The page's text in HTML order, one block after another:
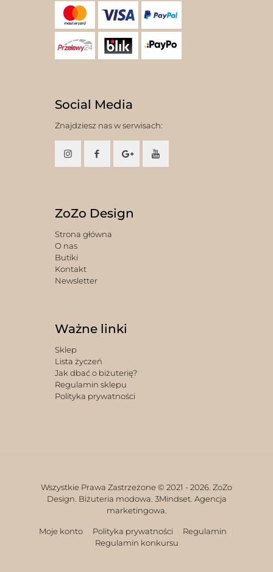
Social Media
Znajdziesz nas w serwisach:
ZoZo Design
Strona główna
O nas
Butiki
Kontakt
Newsletter
Ważne linki
Sklep
Lista życzeń
Jak dbać o biżuterię?
Regulamin sklepu
Polityka prywatności
Wszystkie Prawa Zastrzeżone © 2021 - 2026. ZoZo
Design. Biżuteria modowa. 3Mindset. Agencja
marketingowa.
Moje konto Polityka prywatności
Regulamin
Regulamin konkursu